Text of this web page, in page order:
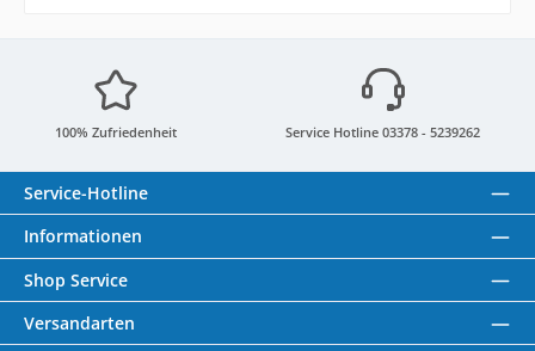
100% Zufriedenheit Service Hotline 03378 - 5239262
Service-Hotline
Informationen
Shop Service
Versandarten